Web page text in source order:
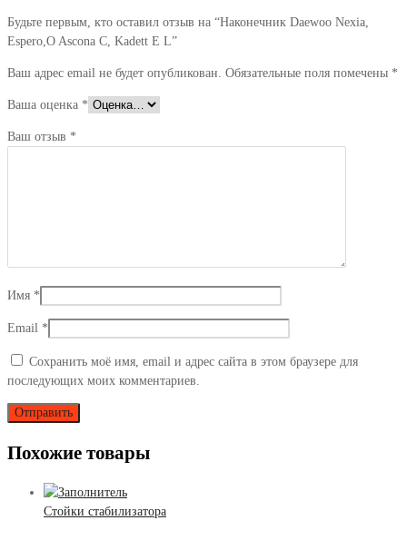
E
L
Будьте первым, кто оставил отзыв на “Наконечник Daewoo Nexia,
Espero,O Ascona C, Kadett E L”
Ваш адрес email не будет опубликован. Обязательные поля помечены *
Ваша оценка *
Ваш отзыв *
Имя *
Email *
Сохранить моё имя, email и адрес сайта в этом браузере для
последующих моих комментариев.
Похожие товары
Стойки стабилизатора